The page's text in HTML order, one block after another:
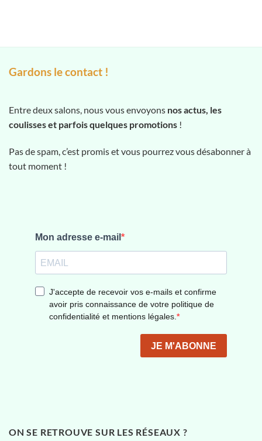
Gardons le contact !
Entre deux salons, nous vous envoyons nos actus, les
coulisses et parfois quelques promotions !
Pas de spam, c’est promis et vous pourrez vous désabonner à
tout moment !
ON SE RETROUVE SUR LES RÉSEAUX ?